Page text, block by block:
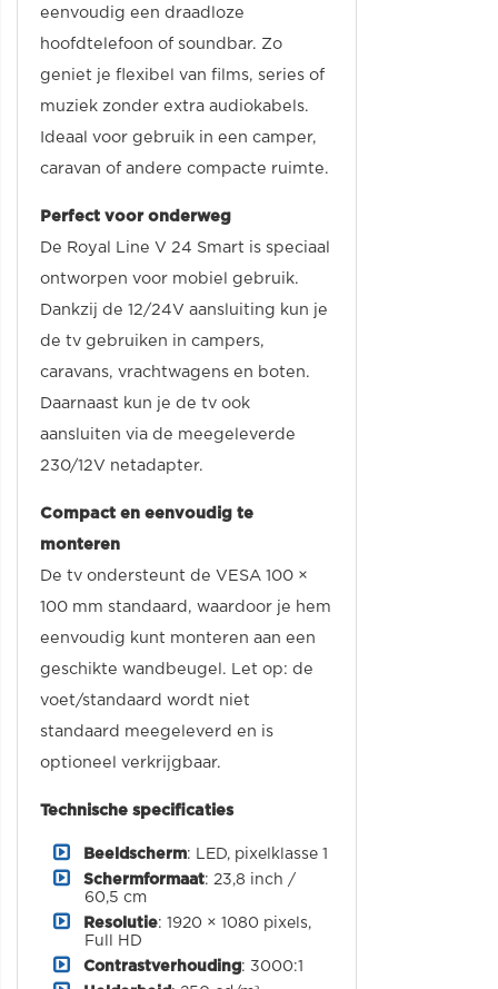
eenvoudig een draadloze
hoofdtelefoon of soundbar. Zo
geniet je flexibel van films, series of
muziek zonder extra audiokabels.
Ideaal voor gebruik in een camper,
caravan of andere compacte ruimte.
Perfect voor onderweg
De Royal Line V 24 Smart is speciaal
ontworpen voor mobiel gebruik.
Dankzij de 12/24V aansluiting kun je
de tv gebruiken in campers,
caravans, vrachtwagens en boten.
Daarnaast kun je de tv ook
aansluiten via de meegeleverde
230/12V netadapter.
Compact en eenvoudig te
monteren
De tv ondersteunt de VESA 100 ×
100 mm standaard, waardoor je hem
eenvoudig kunt monteren aan een
geschikte wandbeugel. Let op: de
voet/standaard wordt niet
standaard meegeleverd en is
optioneel verkrijgbaar.
Technische specificaties
Beeldscherm: LED, pixelklasse 1
Schermformaat: 23,8 inch /
60,5 cm
Resolutie: 1920 × 1080 pixels,
Full HD
Contrastverhouding: 3000:1